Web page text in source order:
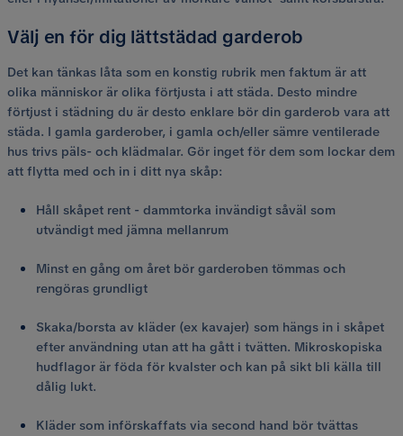
Välj en för dig lättstädad garderob
Det kan tänkas låta som en konstig rubrik men faktum är att
olika människor är olika förtjusta i att städa. Desto mindre
förtjust i städning du är desto enklare bör din garderob vara att
städa. I gamla garderober, i gamla och/eller sämre ventilerade
hus trivs päls- och klädmalar. Gör inget för dem som lockar dem
att flytta med och in i ditt nya skåp:
Håll skåpet rent - dammtorka invändigt såväl som
utvändigt med jämna mellanrum
Minst en gång om året bör garderoben tömmas och
rengöras grundligt
Skaka/borsta av kläder (ex kavajer) som hängs in i skåpet
efter användning utan att ha gått i tvätten. Mikroskopiska
hudflagor är föda för kvalster och kan på sikt bli källa till
dålig lukt.
Kläder som införskaffats via second hand bör tvättas